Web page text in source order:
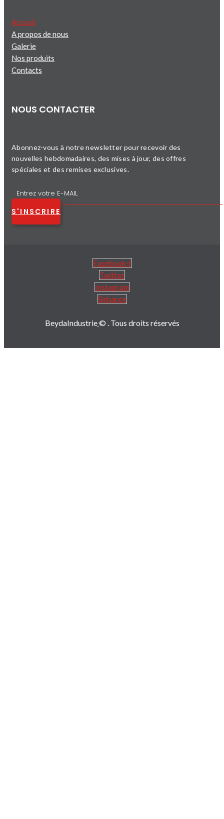
Accueil
A propos de nous
Galerie
Nos produits
Contacts
NOUS CONTACTER
Abonnez-vous à notre newsletter pour recevoir des
nouvelles hebdomadaires, des mises à jour, des offres
spéciales et des remises exclusives.
S'INSCRIRE
Facebook-f
Twitter
Instagram
Behance
BeydaIndustrie© . Tous droits réservés